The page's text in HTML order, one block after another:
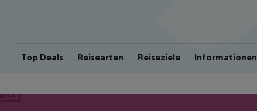
Top Deals Reisearten Reiseziele Informationen